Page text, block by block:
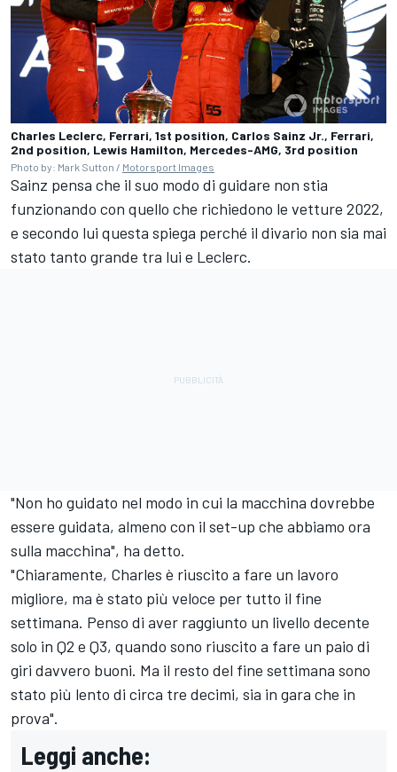
Charles Leclerc, Ferrari, 1st position, Carlos Sainz Jr., Ferrari,
2nd position, Lewis Hamilton, Mercedes-AMG, 3rd position
Photo by: Mark Sutton / Motorsport Images
Sainz pensa che il suo modo di guidare non stia
funzionando con quello che richiedono le vetture 2022,
e secondo lui questa spiega perché il divario non sia mai
stato tanto grande tra lui e Leclerc.
"Non ho guidato nel modo in cui la macchina dovrebbe
essere guidata, almeno con il set-up che abbiamo ora
sulla macchina", ha detto.
"Chiaramente, Charles è riuscito a fare un lavoro
migliore, ma è stato più veloce per tutto il fine
settimana. Penso di aver raggiunto un livello decente
solo in Q2 e Q3, quando sono riuscito a fare un paio di
giri davvero buoni. Ma il resto del fine settimana sono
stato più lento di circa tre decimi, sia in gara che in
prova".
Leggi anche: